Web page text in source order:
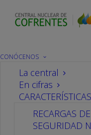
CONÓCENOS
La central
En cifras
RECARGAS
SEGURIDAD
Sala de